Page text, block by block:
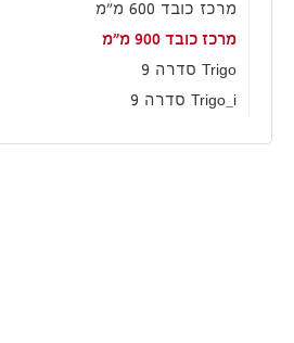
מרכז כובד 600 מ"מ
מרכז כובד 900 מ"מ
Trigo סדרה 9
Trigo_i סדרה 9